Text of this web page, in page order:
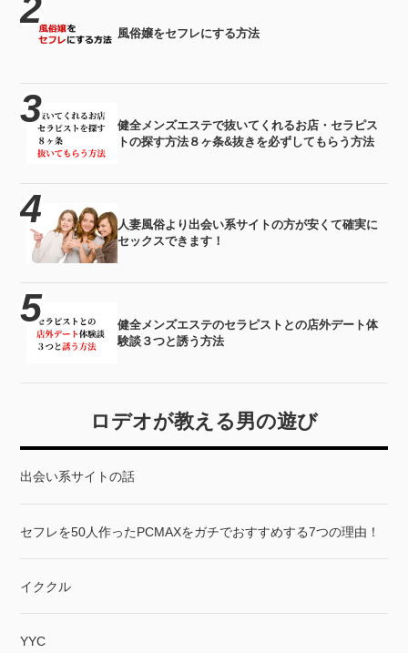
風俗嬢をセフレにする方法
健全メンズエステで抜いてくれるお店・セラピス
トの探す方法８ヶ条&抜きを必ずしてもらう方法
人妻風俗より出会い系サイトの方が安くて確実に
セックスできます！
健全メンズエステのセラピストとの店外デート体
験談３つと誘う方法
ロデオが教える男の遊び
出会い系サイトの話
セフレを50人作ったPCMAXをガチでおすすめする7つの理由！
イククル
YYC